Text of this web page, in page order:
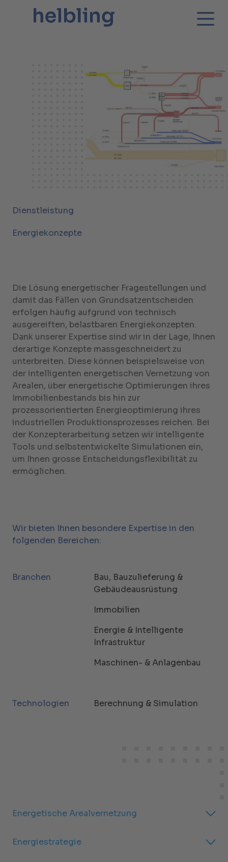
Dienstleistung
Energiekonzepte
Die Lösung energetischer Fragestellungen und
damit das Fällen von Grundsatzentscheiden
erfolgen häufig aufgrund von technisch
ausgereiften, belastbaren Energiekonzepten.
Dank unserer Expertise sind wir in der Lage, Ihnen
derartige Konzepte massgeschneidert zu
unterbreiten. Diese können beispielsweise von
der intelligenten energetischen Vernetzung von
Arealen, über energetische Optimierungen ihres
Immobilienbestands bis hin zur
prozessorientierten Energieoptimierung ihres
industriellen Produktionsprozesses reichen. Bei
der Konzepterarbeitung setzen wir intelligente
Tools und selbstentwickelte Simulationen ein,
um Ihnen grosse Entscheidungsflexibilität zu
ermöglichen.
Wir bieten Ihnen besondere Expertise in den
folgenden Bereichen:
Branchen
Bau, Bauzulieferung &
Gebäudeausrüstung
Immobilien
Energie & Intelligente
Infrastruktur
Maschinen- & Anlagenbau
Technologien Berechnung & Simulation
Energetische Arealvernetzung
Energiestrategie